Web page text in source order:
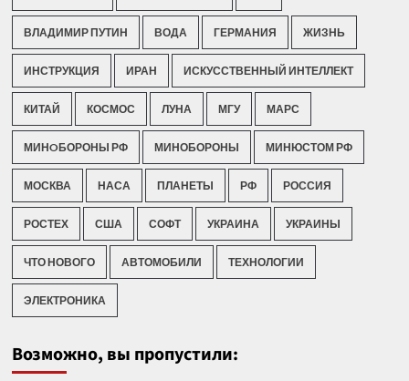
ВЛАДИМИР ПУТИН ВОДА ГЕРМАНИЯ ЖИЗНЬ
ИНСТРУКЦИЯ ИРАН ИСКУССТВЕННЫЙ ИНТЕЛЛЕКТ
КИТАЙ КОСМОС ЛУНА МГУ МАРС
МИНOБОРОНЫ РФ МИНОБОРОНЫ МИНЮСТОМ РФ
МОСКВА НАСА ПЛАНЕТЫ РФ РОССИЯ
РОСТЕХ США СОФТ УКРАИНА УКРАИНЫ
ЧТО НОВОГО АВТОМОБИЛИ ТЕХНОЛОГИИ
ЭЛЕКТРОНИКА
Возможно, вы пропустили: